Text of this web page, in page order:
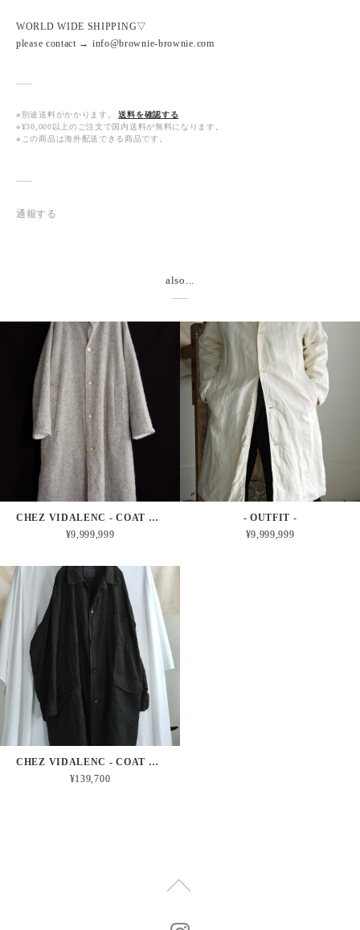
WORLD WIDE SHIPPING▽
please contact → info@brownie-brownie.com
※別途送料がかかります。
送料を確認する
※¥30,000以上のご注文で国内送料が無料になります。
※この商品は海外配送できる商品です。
通報する
also...
CHEZ VIDALENC - COAT BOBI HARRIS TWEED FELT (MOON)
¥9,999,999
- OUTFIT -
¥9,999,999
CHEZ VIDALENC - COAT MALBO - ANTIC LINEN / BLACK
¥139,700